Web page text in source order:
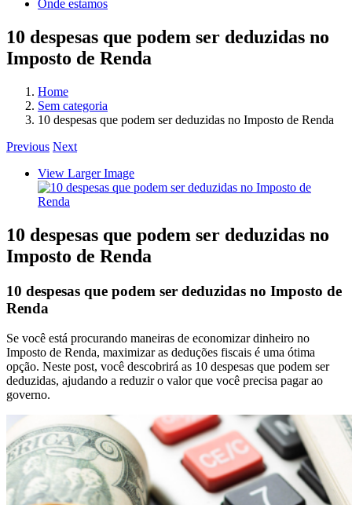
Onde estamos
10 despesas que podem ser deduzidas no
Imposto de Renda
Home
Sem categoria
10 despesas que podem ser deduzidas no Imposto de Renda
Previous Next
View Larger Image
10 despesas que podem ser deduzidas no
Imposto de Renda
10 despesas que podem ser deduzidas no Imposto de
Renda
Se você está procurando maneiras de economizar dinheiro no
Imposto de Renda, maximizar as deduções fiscais é uma ótima
opção. Neste post, você descobrirá as 10 despesas que podem ser
deduzidas, ajudando a reduzir o valor que você precisa pagar ao
governo.